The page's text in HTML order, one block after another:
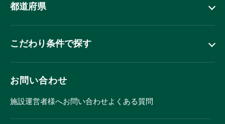
都道府県
こだわり条件で探す
お問い合わせ
施設運営者様へお問い合わせよくある質問